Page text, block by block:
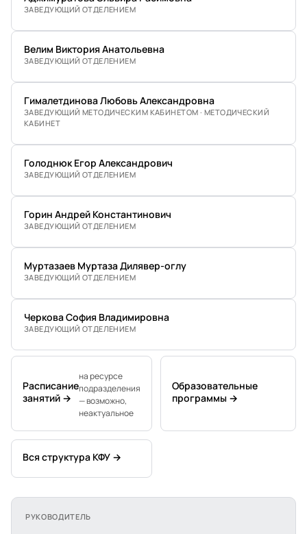
ЗАВЕДУЮЩИЙ ОТДЕЛЕНИЕМ
Велим Виктория Анатольевна
ЗАВЕДУЮЩИЙ ОТДЕЛЕНИЕМ
Гималетдинова Любовь Александровна
ЗАВЕДУЮЩИЙ МЕТОДИЧЕСКИМ КАБИНЕТОМ · МЕТОДИЧЕСКИЙ
КАБИНЕТ
Голоднюк Егор Александрович
ЗАВЕДУЮЩИЙ ОТДЕЛЕНИЕМ
Горин Андрей Константинович
ЗАВЕДУЮЩИЙ ОТДЕЛЕНИЕМ
Муртазаев Муртаза Дилявер-оглу
ЗАВЕДУЮЩИЙ ОТДЕЛЕНИЕМ
Черкова София Владимировна
ЗАВЕДУЮЩИЙ ОТДЕЛЕНИЕМ
Расписание
занятий →
на ресурсе
подразделения
— возможно,
неактуальное
Образовательные
программы →
Вся структура КФУ →
РУКОВОДИТЕЛЬ